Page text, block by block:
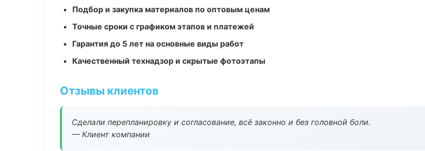
Подбор и закупка материалов по оптовым ценам
Точные сроки с графиком этапов и платежей
Гарантия до 5 лет на основные виды работ
Качественный технадзор и скрытые фотоэтапы
Отзывы клиентов
Сделали перепланировку и согласование, всё законно и без головной боли.
— Клиент компании